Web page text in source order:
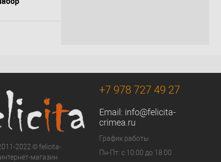
2022 © felicita-
магазин
+7 978 727 49 27
Email: info@felicita-
crimea.ru
График работы
Пн-Пт: с 10:00 до 18:00